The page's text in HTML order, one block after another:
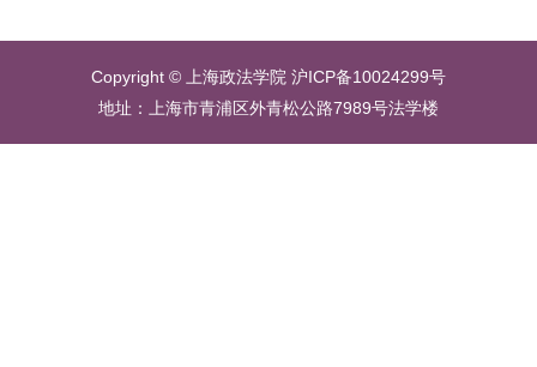
Copyright © 上海政法学院 沪ICP备10024299号
地址：上海市青浦区外青松公路7989号法学楼